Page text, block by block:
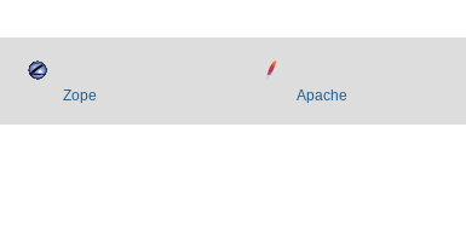
Zope Apache